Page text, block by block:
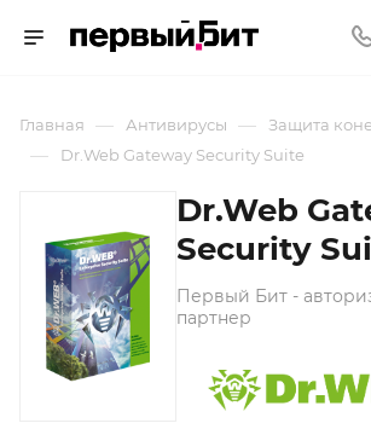
Главная — Антивирусы — Защита
— Dr.Web Gateway Security Suite
Dr.Web
Security
Первый Бит -
партнер